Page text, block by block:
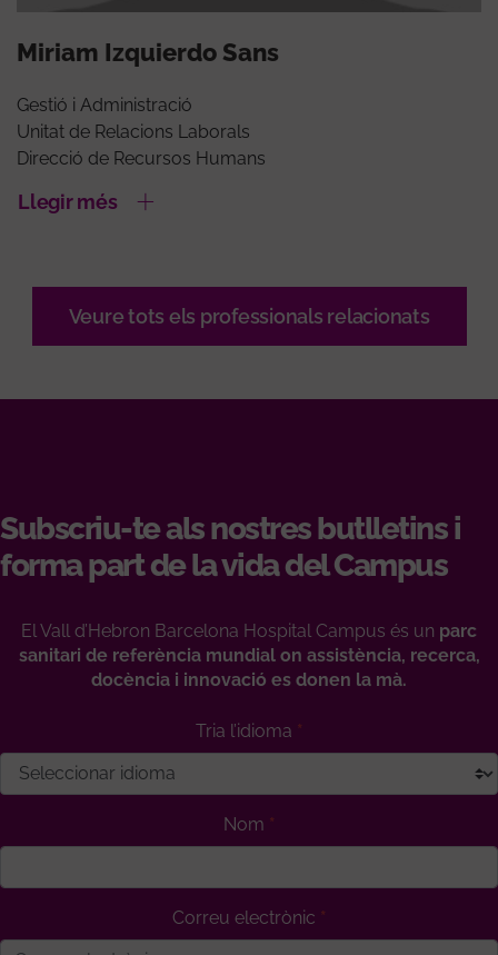
Miriam Izquierdo Sans
Gestió i Administració
Unitat de Relacions Laborals
Direcció de Recursos Humans
Llegir més
Veure tots els professionals relacionats
Subscriu-te als nostres butlletins i
forma part de la vida del Campus
El Vall d’Hebron Barcelona Hospital Campus és un parc
sanitari de referència mundial on assistència, recerca,
docència i innovació es donen la mà.
Tria l’idioma
Nom
Correu electrònic